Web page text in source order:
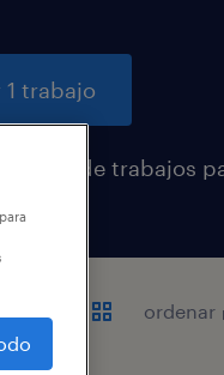
1 trabajo
alertas de trabajos
ordenar